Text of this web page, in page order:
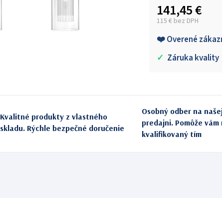
141,45 €
115 € bez DPH
❤️ Overené
✓ Záruka kvality
Kvalitné produkty z vlastného
skladu. Rýchle bezpečné doručenie
Osobný odber na
predajni. Pomôže vám
kvalifikovaný tím